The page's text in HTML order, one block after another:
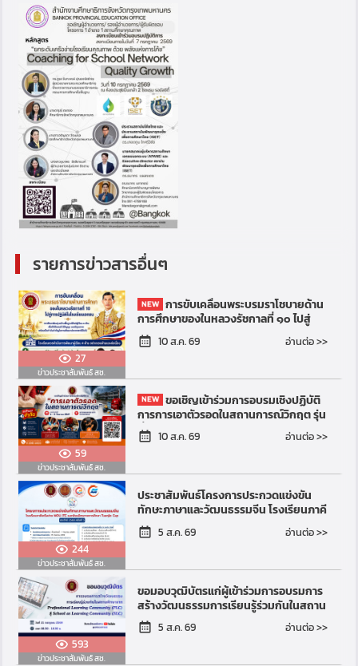
รายการข่าวสารอื่นๆ
27
ข่าวประชาสัมพันธ์ สช.
การขับเคลื่อนพระบรมราโชบายด้าน
การศึกษาของในหลวงรัชกาลที่ ๑๐ ไปสู่
การปฏิบัติในโรงเรียนเอกชน
10 ส.ค. 69 อ่านต่อ >>
59
ข่าวประชาสัมพันธ์ สช.
ขอเชิญเข้าร่วมการอบรมเชิงปฏิบัติ
การการเอาตัวรอดในสถานการณ์วิกฤต รุ่น
ที่ 4 10 ส.ค. 69 อ่านต่อ >>
244
ข่าวประชาสัมพันธ์ สช.
ประชาสัมพันธ์โครงการประกวดแข่งขัน
ทักษะภาษาและวัฒนธรรมจีน โรงเรียนภาคี
เครือข่าย MOU และ JTC และพันธมิตร
ทางการศึกษา ประจำป...
5 ส.ค. 69 อ่านต่อ >>
593
ข่าวประชาสัมพันธ์ สช.
ขอมอบวุฒิบัตรแก่ผู้เข้าร่วมการอบรมการ
สร้างวัฒนธรรมการเรียนรู้ร่วมกันในสถาน
ศึกษาจาก Professional Learning
Community (PLC)...
5 ส.ค. 69 อ่านต่อ >>